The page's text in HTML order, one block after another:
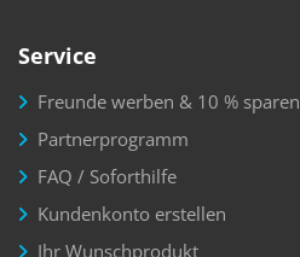
Service
Freunde werben & 10 % sparen
Partnerprogramm
FAQ / Soforthilfe
Kundenkonto erstellen
Ihr Wunschprodukt